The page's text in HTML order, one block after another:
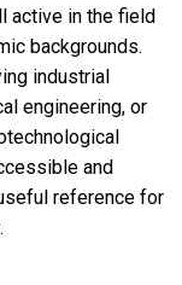
active in the field
backgrounds.
industrial
engineering, or
and
reference for